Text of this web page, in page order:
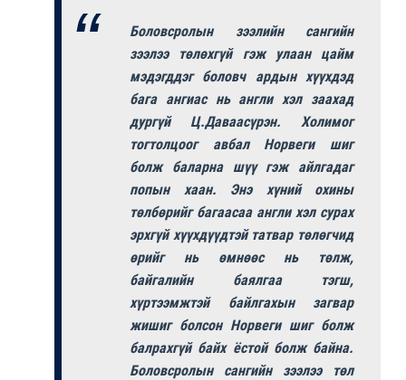
Боловсролын зээлийн сангийн
зээлээ төлөхгүй гэж улаан цайм
мэдэгддэг боловч ардын хүүхдэд
бага ангиас нь англи хэл заахад
дургүй Ц.Даваасүрэн. Холимог
тогтолцоог авбал Норвеги шиг
болж баларна шүү гэж айлгадаг
попын хаан. Энэ хүний охины
төлбөрийг багаасаа англи хэл сурах
эрхгүй хүүхдүүдтэй татвар төлөгчид
өрийг нь өмнөөс нь төлж,
байгалийн баялгаа тэгш,
хүртээмжтэй байлгахын загвар
жишиг болсон Норвеги шиг болж
балрахгүй байх ёстой болж байна.
Боловсролын сангийн зээлээ төл